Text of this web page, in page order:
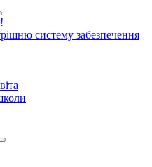
систему забезпечення